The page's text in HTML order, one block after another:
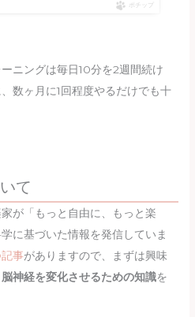
ポチップ
ニングは毎日10分を2週間続け
数ヶ月に1回程度やるだけでも十
て
が「もっと自由に、もっと楽
に基づいた情報を発信していま
事がありますので、まずは興味
脳神経を変化させるための知識を